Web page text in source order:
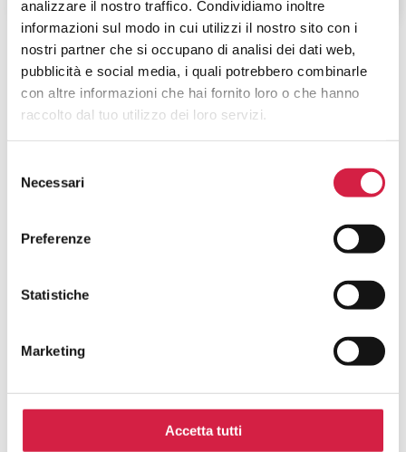
analizzare il nostro traffico. Condividiamo inoltre
informazioni sul modo in cui utilizzi il nostro sito con i
nostri partner che si occupano di analisi dei dati web,
pubblicità e social media, i quali potrebbero combinarle
con altre informazioni che hai fornito loro o che hanno
raccolto dal tuo utilizzo dei loro servizi.
delNecessari
Preferenze
Statistiche
Marketing
Accetta tutti
FAQ SUGLI OSPEDALI BOLLINO
Cosa Sono Gli Ospedali Bollino Rosa?
Come Viene Assegnato Il Bollino
Rosa?
Come Riconosco Un Ospedale Bollino
Come Posso Utilizzare I Servizi Offerti
Dall’ospedale Bollino Rosa?